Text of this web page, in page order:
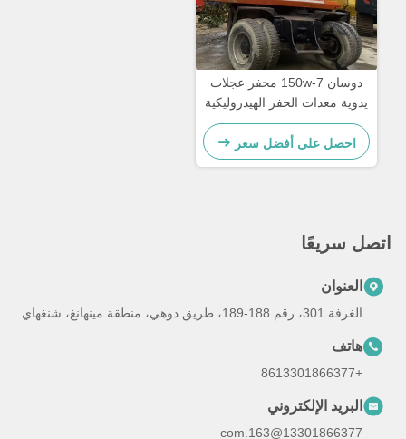
دوسان 150w-7 محفر عجلات
يدوية معدات الحفر الهيدروليكية
المستعملة
احصل على أفضل سعر
اتصل سريعًا
العنوان
الغرفة 301، رقم 188-189، طريق دوهي، منطقة مينهانغ، شنغهاي
هاتف
+8613301866377
البريد الإلكتروني
13301866377@163.com